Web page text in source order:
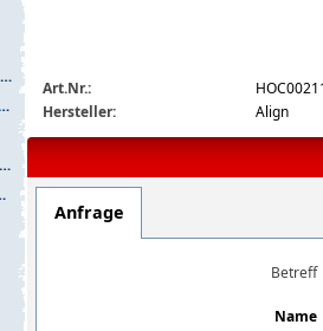
Art.Nr.:
Hersteller:
Align
Anfrage
Betreff
Name